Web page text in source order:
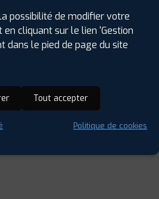
possibilité de modifier votre
cliquant sur le lien 'Gestion
dans le pied de page du site
Tout accepter
Politique de cookies